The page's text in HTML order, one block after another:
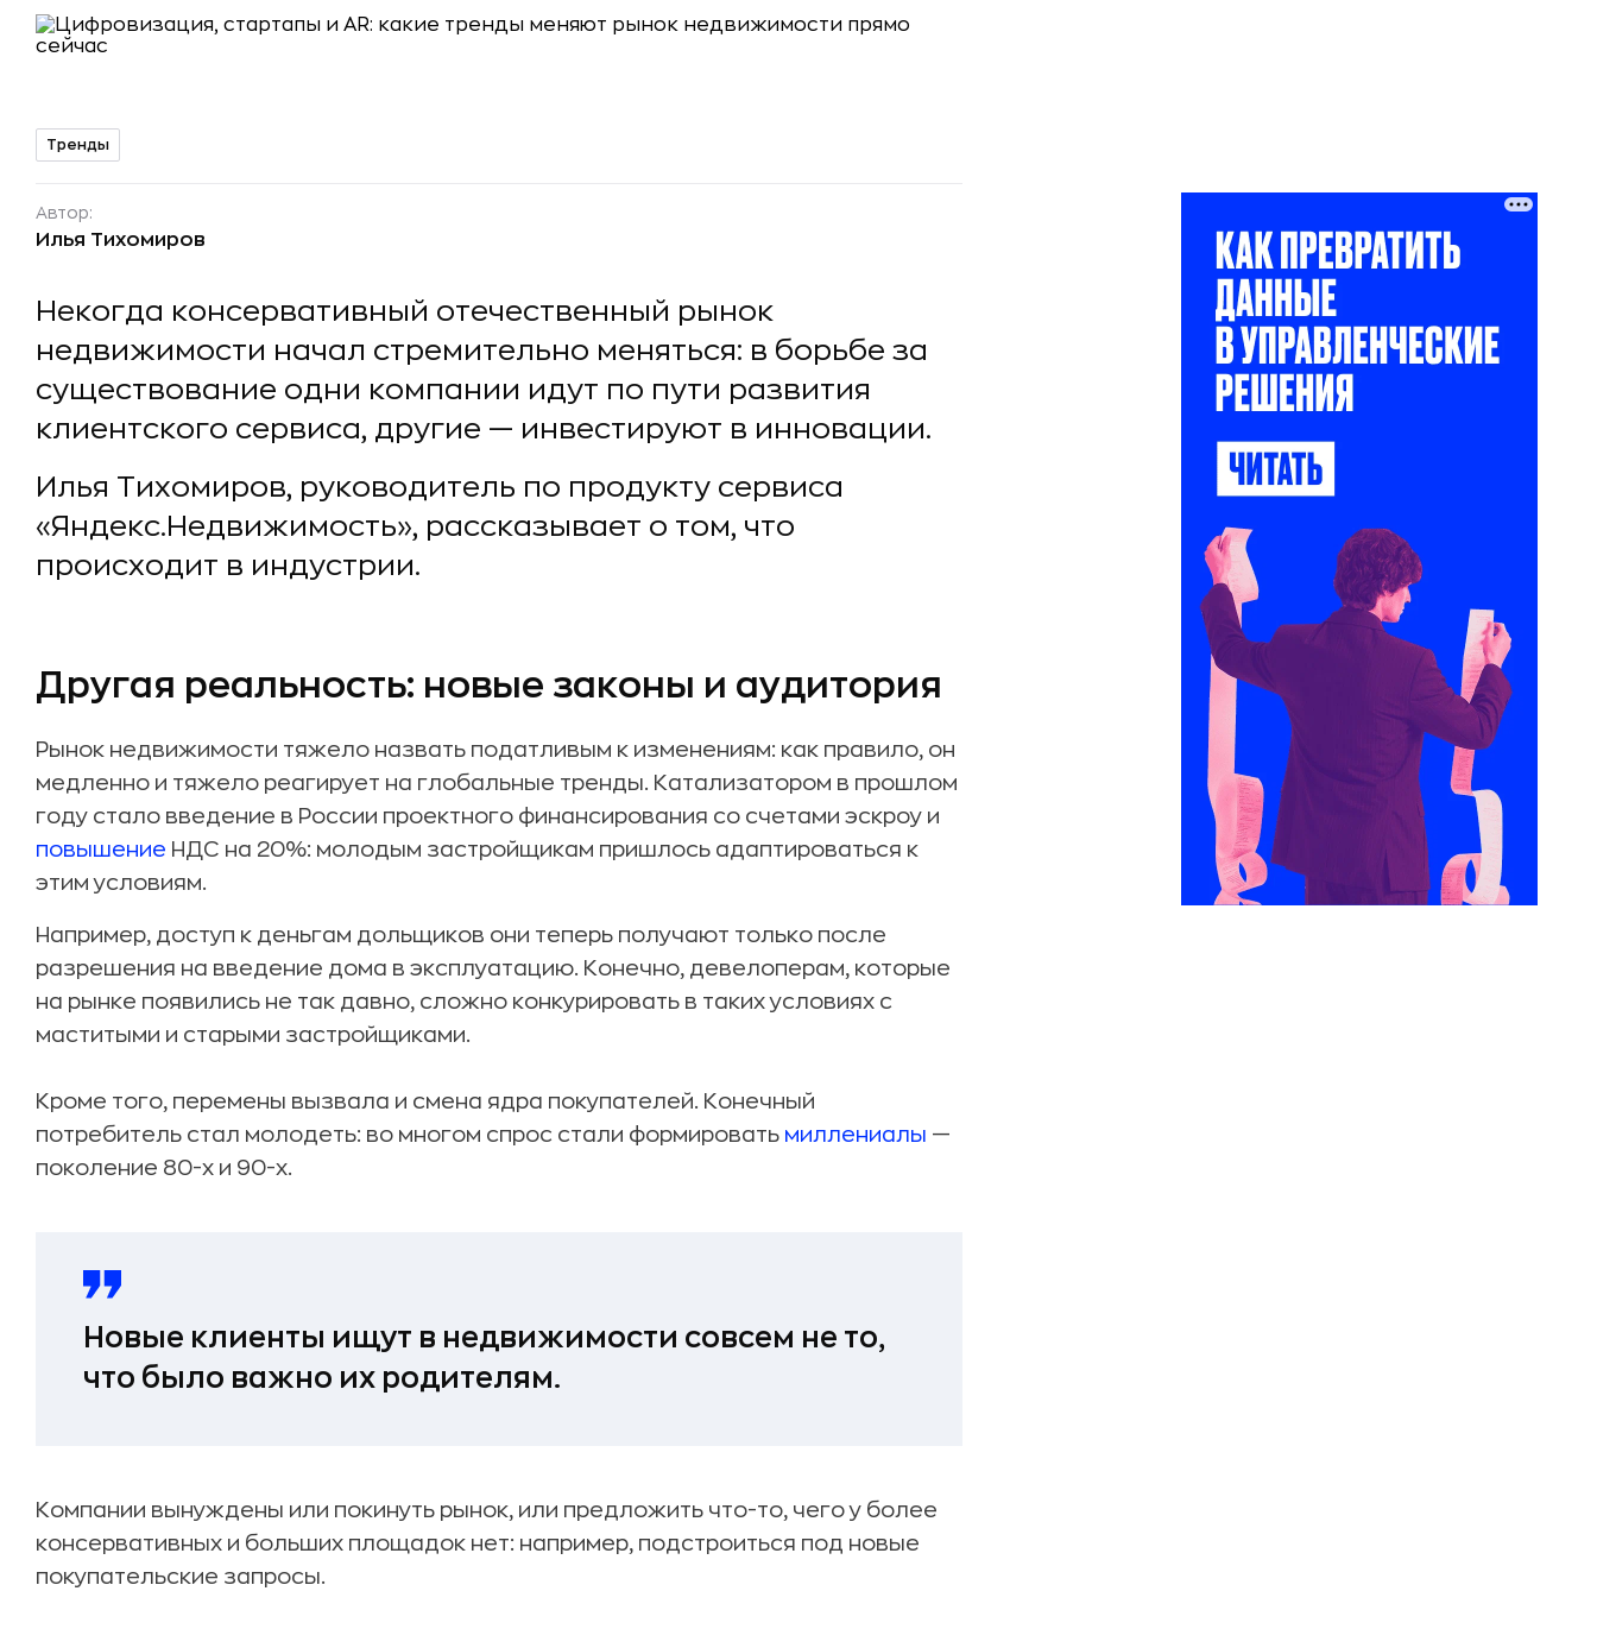
Тренды
Автор:
Илья Тихомиров
Некогда консервативный отечественный рынок
недвижимости начал стремительно меняться: в борьбе за
существование одни компании идут по пути развития
клиентского сервиса, другие — инвестируют в инновации.
Илья Тихомиров, руководитель по продукту сервиса
«Яндекс.Недвижимость», рассказывает о том, что
происходит в индустрии.
Другая реальность: новые законы и аудитория
Рынок недвижимости тяжело назвать податливым к изменениям: как правило, он
медленно и тяжело реагирует на глобальные тренды. Катализатором в прошлом
году стало введение в России проектного финансирования со счетами эскроу и
повышение НДС на 20%: молодым застройщикам пришлось адаптироваться к
этим условиям.
Например, доступ к деньгам дольщиков они теперь получают только после
разрешения на введение дома в эксплуатацию. Конечно, девелоперам, которые
на рынке появились не так давно, сложно конкурировать в таких условиях с
маститыми и старыми застройщиками.
Кроме того, перемены вызвала и смена ядра покупателей. Конечный
потребитель стал молодеть: во многом спрос стали формировать миллениалы —
поколение 80-х и 90-х.
Новые клиенты ищут в недвижимости совсем не то,
что было важно их родителям.
Компании вынуждены или покинуть рынок, или предложить что-то, чего у более
консервативных и больших площадок нет: например, подстроиться под новые
покупательские запросы.